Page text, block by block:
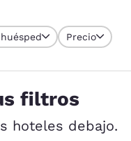
Canada
English
English
Precio
filtros
hoteles debajo.